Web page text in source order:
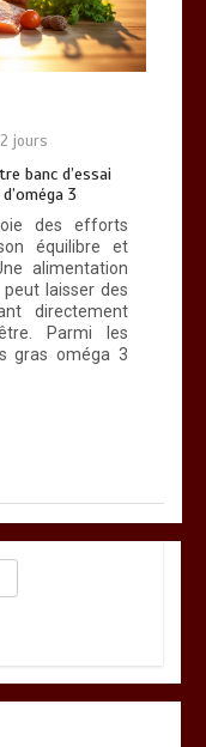
2 jours
banc d’essai
3
des efforts
équilibre et
alimentation
laisser des
directement
Parmi les
gras oméga 3